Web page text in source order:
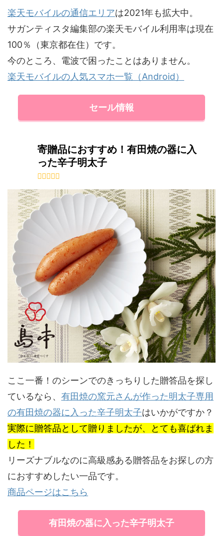
楽天モバイルの通信エリアは2021年も拡大中。
サガンティスタ編集部の楽天モバイル利用率は現在
100％（東京都在住）です。
今のところ、電波で困ったことはありません。
楽天モバイルの人気スマホ一覧（Android）
セール情報
寄贈品におすすめ！有田焼の器に入
った辛子明太子
ここ一番！のシーンでのきっちりした贈答品を探し
ているなら、 有田焼の窯元さんが作った明太子専用
の有田焼の器に入った辛子明太子はいかがですか？
実際に贈答品として贈りましたが、とても喜ばれま
した！
リーズナブルなのに高級感ある贈答品をお探しの方
におすすめしたい一品です。
商品ページはこちら
有田焼の器に入った辛子明太子